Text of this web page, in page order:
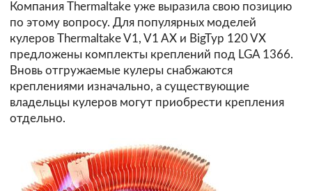
Компания Thermaltake уже выразила свою позицию
по этому вопросу. Для популярных моделей
кулеров Thermaltake V1, V1 AX и BigTyp 120 VX
предложены комплекты креплений под LGA 1366.
Вновь отгружаемые кулеры снабжаются
креплениями изначально, а существующие
владельцы кулеров могут приобрести крепления
отдельно.